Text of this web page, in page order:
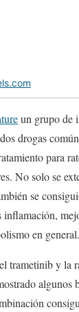
un grupo de
drogas
para
No solo se
se
inflamación,
en general.
trametinib y la
algunos